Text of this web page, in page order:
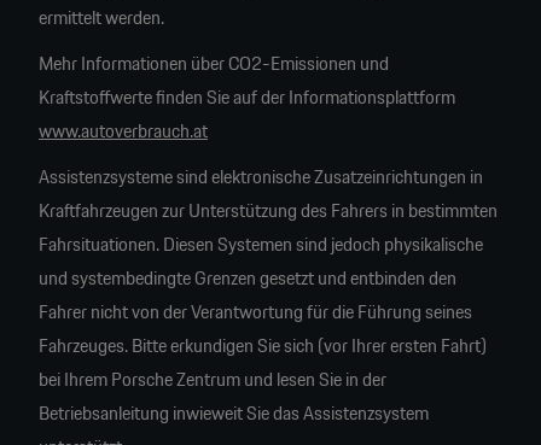
ermittelt werden.
Mehr Informationen über CO2-Emissionen und
Kraftstoffwerte finden Sie auf der Informationsplattform
www.autoverbrauch.at
Assistenzsysteme sind elektronische Zusatzeinrichtungen in
Kraftfahrzeugen zur Unterstützung des Fahrers in bestimmten
Fahrsituationen. Diesen Systemen sind jedoch physikalische
und systembedingte Grenzen gesetzt und entbinden den
Fahrer nicht von der Verantwortung für die Führung seines
Fahrzeuges. Bitte erkundigen Sie sich (vor Ihrer ersten Fahrt)
bei Ihrem Porsche Zentrum und lesen Sie in der
Betriebsanleitung inwieweit Sie das Assistenzsystem